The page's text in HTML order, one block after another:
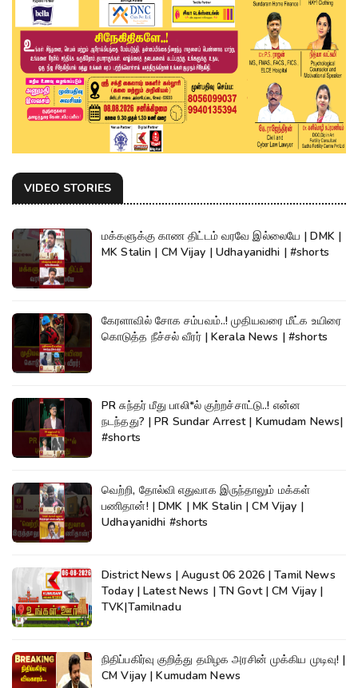
VIDEO STORIES
மக்களுக்கு காண திட்டம் வரவே இல்லையே | DMK |
MK Stalin | CM Vijay | Udhayanidhi | #shorts
கேரளாவில் சோக சம்பவம்..! முதியவரை மீட்க உயிரை
கொடுத்த நீச்சல் வீரர் | Kerala News | #shorts
PR சுந்தர் மீது பாலி*ல் குற்றச்சாட்டு..! என்ன
நடந்தது? | PR Sundar Arrest | Kumudam News|
#shorts
வெற்றி, தோல்வி எதுவாக இருந்தாலும் மக்கள்
பணிதான்! | DMK | MK Stalin | CM Vijay |
Udhayanidhi #shorts
District News | August 06 2026 | Tamil News
Today | Latest News | TN Govt | CM Vijay |
TVK|Tamilnadu
நிதிப்பகிர்வு குறித்து தமிழக அரசின் முக்கிய முடிவு! |
CM Vijay | Kumudam News